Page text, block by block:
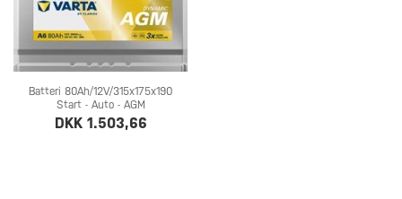
Batteri 80Ah/12V/315x175x190
Start - Auto - AGM
DKK 1.503,66